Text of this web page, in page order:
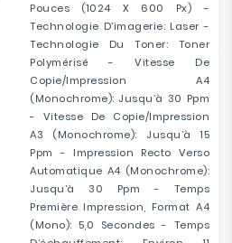
Pouces (1024 X 600 Px) -
Technologie D’imagerie: Laser -
Technologie Du Toner: Toner
Polymérisé - Vitesse De
Copie/impression A4
(monochrome): Jusqu’à 30 Ppm
- Vitesse De Copie/impression
A3 (monochrome): Jusqu’à 15
Ppm - Impression Recto Verso
Automatique A4 (monochrome):
Jusqu’à 30 Ppm - Temps
Première Impression, Format A4
(mono): 5,0 Secondes - Temps